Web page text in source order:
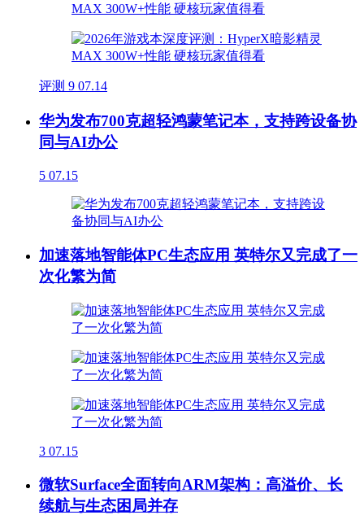
评测 9 07.14
华为发布700克超轻鸿蒙笔记本，支持跨设备协
同与AI办公
5 07.15
加速落地智能体PC生态应用 英特尔又完成了一
次化繁为简
3 07.15
微软Surface全面转向ARM架构：高溢价、长
续航与生态困局并存